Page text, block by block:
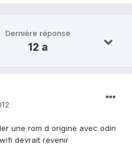
Dernière réponse
12 a
une rom d origine avec odin
devrait revenir